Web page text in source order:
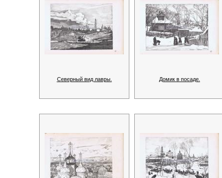
Северный вид лавры. Домик в посаде.